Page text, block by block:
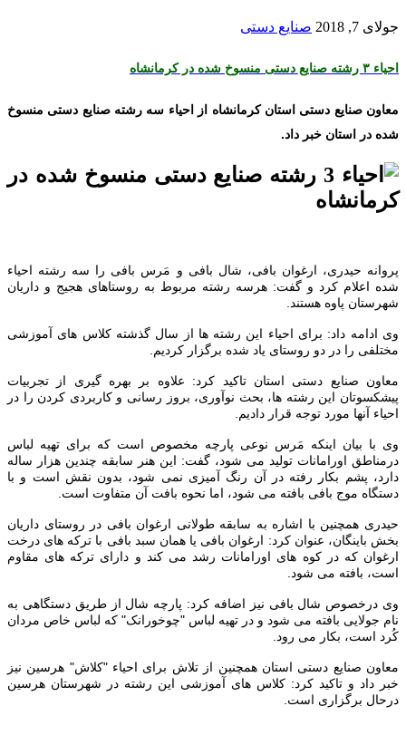
جولای 7, 2018 صنایع دستی
احیاء ۳ رشته صنایع دستی منسوخ شده در کرمانشاه
معاون صنایع دستی استان کرمانشاه از احیاء سه رشته صنایع دستی منسوخ
شده در استان خبر داد.
پروانه حیدری، ارغوان بافی، شال بافی و مَرس بافی را سه رشته احیاء
شده اعلام کرد و گفت: هرسه رشته مربوط به روستاهای هجیج و داریان
شهرستان پاوه هستند.
وی ادامه داد: برای احیاء این رشته ها از سال گذشته کلاس های آموزشی
مختلفی را در دو روستای یاد شده برگزار کردیم.
معاون صنایع دستی استان تاکید کرد: علاوه بر بهره گیری از تجربیات
پیشکسوتان این رشته ها، بحث نوآوری، بروز رسانی و کاربردی کردن را در
احیاء آنها مورد توجه قرار دادیم.
وی با بیان اینکه مَرس نوعی پارچه مخصوص است که برای تهیه لباس
درمناطق اورامانات تولید می شود، گفت: این هنر سابقه چندین هزار ساله
دارد، پشم بکار رفته در آن رنگ آمیزی نمی شود، بدون نقش است و با
دستگاه موج بافی بافته می شود، اما نحوه بافت آن متفاوت است.
حیدری همچنین با اشاره به سابقه طولانی ارغوان بافی در روستای داریان
بخش باینگان، عنوان کرد: ارغوان بافی یا همان سبد بافی با ترکه های درخت
ارغوان که در کوه های اورامانات رشد می کند و دارای ترکه های مقاوم
است، بافته می شود.
وی درخصوص شال بافی نیز اضافه کرد: پارچه شال از طریق دستگاهی به
نام جولایی بافته می شود و در تهیه لباس "چوخورانک" که لباس خاص مردان
کُرد است، بکار می رود.
معاون صنایع دستی استان همچنین از تلاش برای احیاء "کلاش" هرسین نیز
خبر داد و تاکید کرد: کلاس های آموزشی این رشته در شهرستان هرسین
درحال برگزاری است.